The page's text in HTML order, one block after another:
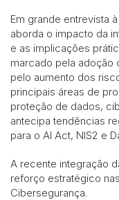
Em grande entrevista
aborda o impacto da
e as implicações
marcado pela adoção
pelo aumento dos
principais áreas de
proteção de dados,
antecipa tendências
para o AI Act, NIS2 e
A recente integração
reforço estratégico
Cibersegurança.